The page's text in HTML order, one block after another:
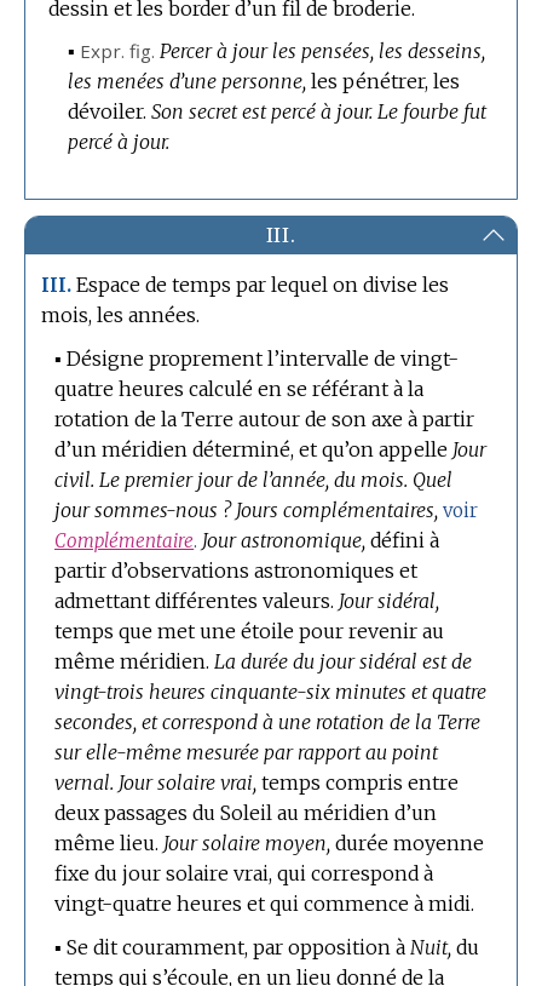
dessin et les border d’un fil de broderie.
▪ Expr. fig. Percer à jour les pensées, les desseins,
les menées d’une personne, les pénétrer, les
dévoiler. Son secret est percé à jour. Le fourbe fut
percé à jour.
III.
III. Espace de temps par lequel on divise les
mois, les années.
▪Désigne proprement l’intervalle de vingt-
quatre heures calculé en se référant à la
rotation de la Terre autour de son axe à partir
d’un méridien déterminé, et qu’on appelle Jour
civil. Le premier jour de l’année, du mois. Quel
jour sommes-nous ? Jours complémentaires, voir
Complémentaire. Jour astronomique, défini à
partir d’observations astronomiques et
admettant différentes valeurs. Jour sidéral,
temps que met une étoile pour revenir au
même méridien. La durée du jour sidéral est de
vingt-trois heures cinquante-six minutes et quatre
secondes, et correspond à une rotation de la Terre
sur elle-même mesurée par rapport au point
vernal. Jour solaire vrai, temps compris entre
deux passages du Soleil au méridien d’un
même lieu. Jour solaire moyen, durée moyenne
fixe du jour solaire vrai, qui correspond à
vingt-quatre heures et qui commence à midi.
▪Se dit couramment, par opposition à Nuit, du
temps qui s’écoule, en un lieu donné de la